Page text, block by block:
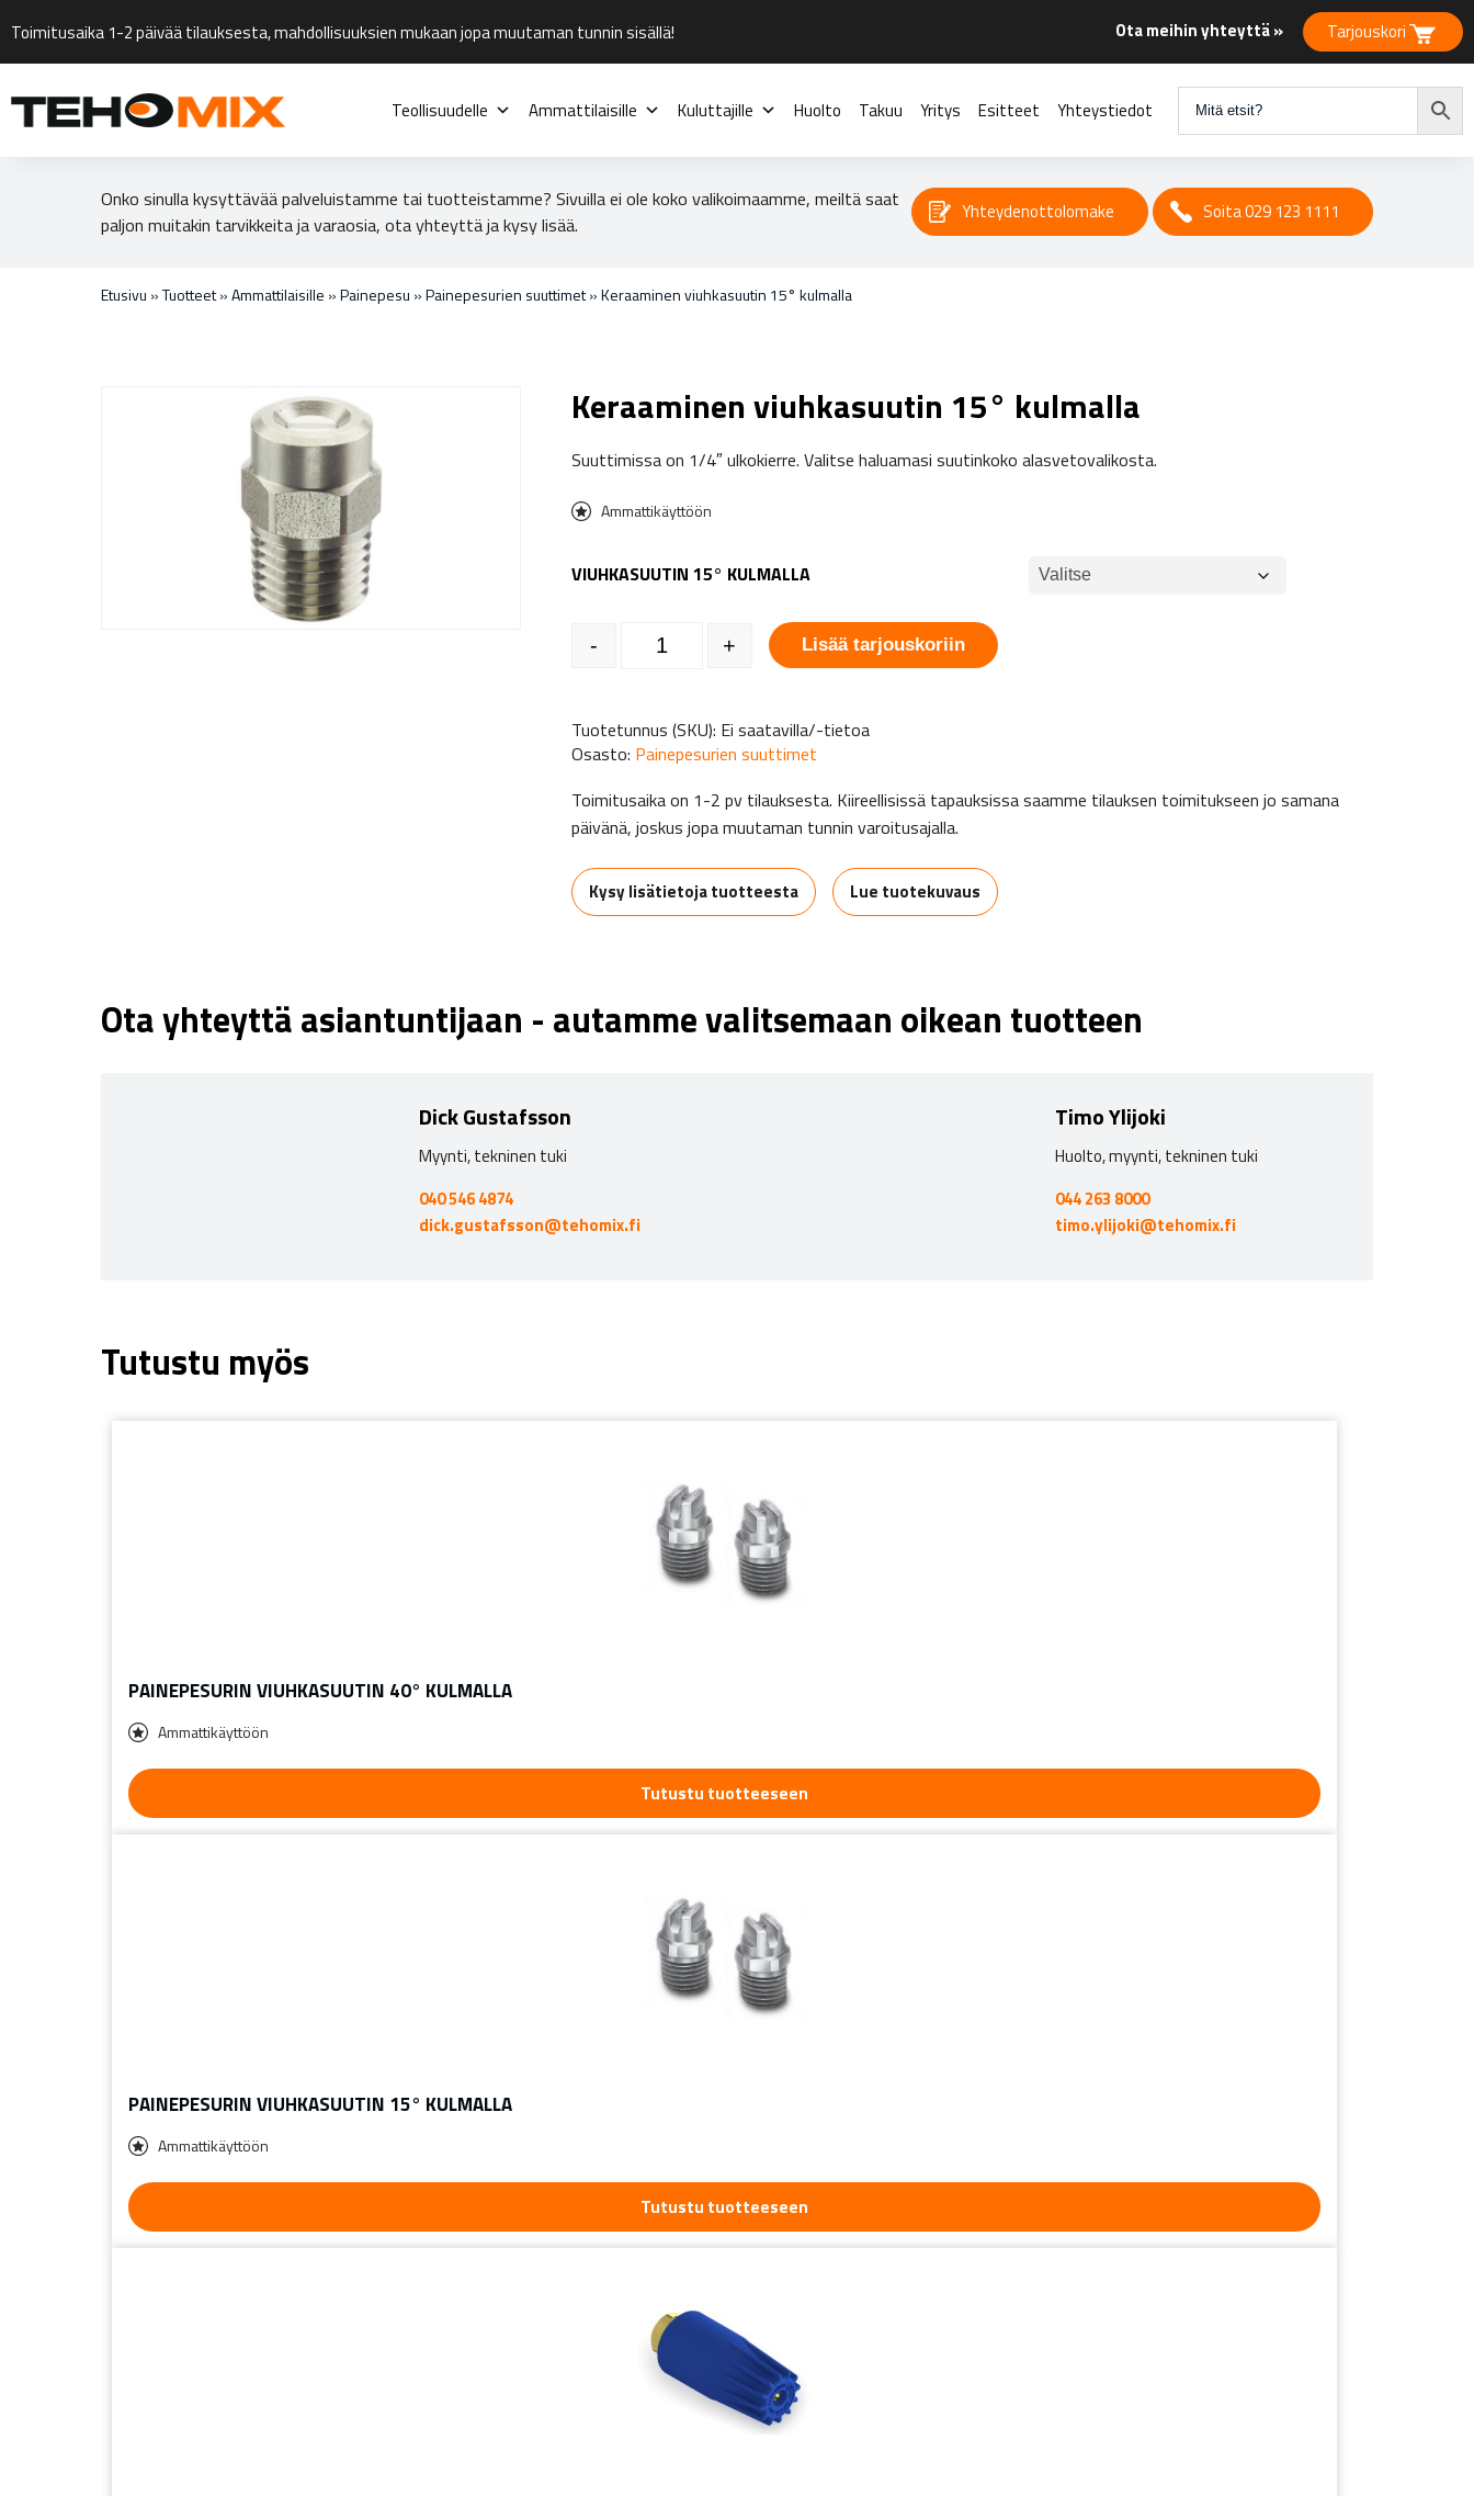
Toimitusaika 1-2 päivää tilauksesta, mahdollisuuksien mukaan jopa muutaman tunnin sisällä! Ota meihin yhteyttä » Tarjouskori
Teollisuudelle Ammattilaisille Kuluttajille Huolto Takuu Yritys Esitteet Yhteystiedot
Onko sinulla kysyttävää palveluistamme tai tuotteistamme? Sivuilla ei ole koko valikoimaamme, meiltä saat
paljon muitakin tarvikkeita ja varaosia, ota yhteyttä ja kysy lisää.
Yhteydenottolomake Soita 029 123 1111
Etusivu »Tuotteet»Ammattilaisille »Painepesu »Painepesurien suuttimet»Keraaminen viuhkasuutin 15° kulmalla
Keraaminen viuhkasuutin 15° kulmalla
Suuttimissa on 1/4″ ulkokierre. Valitse haluamasi suutinkoko alasvetovalikosta.
Ammattikäyttöön
VIUHKASUUTIN 15° KULMALLA
Keraaminen viuhkasuutin 15° kulmalla määrä
- + Lisää tarjouskoriin
Tuotetunnus (SKU): Ei saatavilla/-tietoa
Osasto: Painepesurien suuttimet
Toimitusaika on 1-2 pv tilauksesta. Kiireellisissä tapauksissa saamme tilauksen toimitukseen jo samana
päivänä, joskus jopa muutaman tunnin varoitusajalla.
Kysy lisätietoja tuotteesta Lue tuotekuvaus
Ota yhteyttä asiantuntijaan - autamme valitsemaan oikean tuotteen
Dick Gustafsson
Myynti, tekninen tuki
040 546 4874
dick.gustafsson@tehomix.fi
Timo Ylijoki
Huolto, myynti, tekninen tuki
044 263 8000
timo.ylijoki@tehomix.fi
Tutustu myös
PAINEPESURIN VIUHKASUUTIN 40° KULMALLA
Ammattikäyttöön
Tutustu tuotteeseen
PAINEPESURIN VIUHKASUUTIN 15° KULMALLA
Ammattikäyttöön
Tutustu tuotteeseen